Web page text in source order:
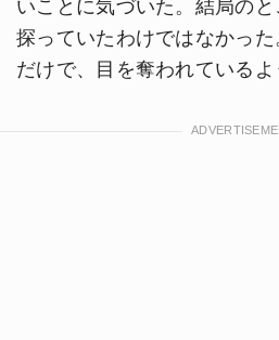
いことに気づいた。結局の
探っていたわけではなかっ
だけで、目を奪われているよ